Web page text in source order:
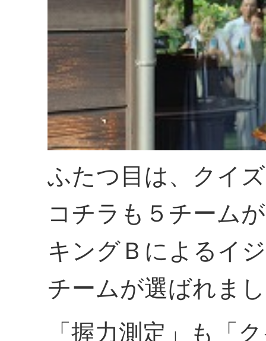
ふたつ目は、クイ
コチラも５チーム
キングＢによるイ
チームが選ばれま
「握力測定」も「